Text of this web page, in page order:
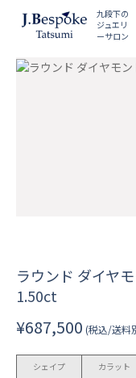
九段下の
ジュエリ
ーサロン
ラウンド ダイヤ
1.50ct
¥687,500 (税込/送料
シェイプ カラット